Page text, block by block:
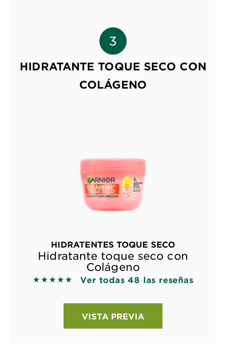
HIDRATANTE TOQUE SECO CON
COLÁGENO
HIDRATENTES TOQUE SECO
Hidratante toque seco con
Colágeno
5 out of 5 stars based on reviews
Ver todas 48 las reseñas
VISTA PREVIA